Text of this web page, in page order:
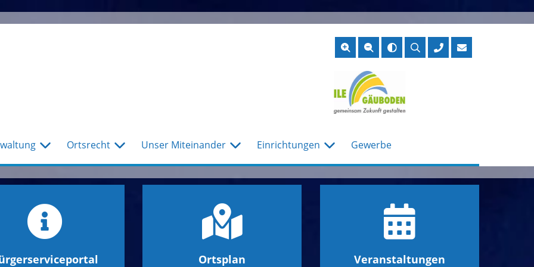
Suche
Ortsrecht Unser Miteinander Einrichtungen Gewerbe
Ortsplan Veranstaltungen